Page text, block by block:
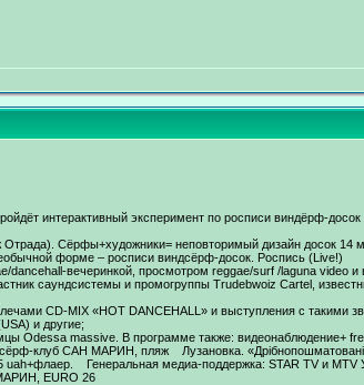
интерактивный эксперимент по росписи виндёрф-
Отрада). Сёрфы+художники= неповторимый дизайн досок
форме – росписи виндсёрф-досок. Роспись (Live!)
dancehall-вечеринкой, просмотром reggae/surf /laguna video
саундсистемы и промогруппы Trudebwoiz Cartel,
СD-MIX «HOT DANCEHALL» и выступления с такими
и другие;
Odessa massive. В программе также: видеонаблюдение+
клуб САН МАРИН, пляж Лузановка. «Дрібнопошматовані
Генеральная медиа-поддержка: STAR TV и MTV
EURO 26